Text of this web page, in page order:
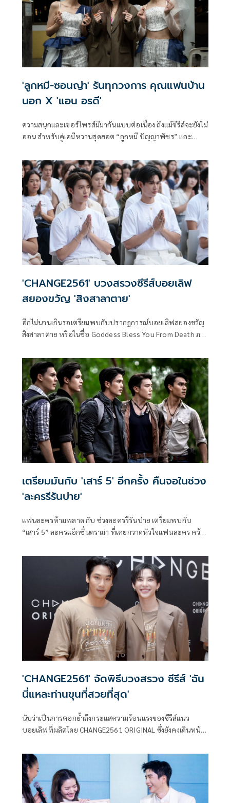
'ลูกหมี-ซอนญ่า' รันทุกวงการ คุณแฟนบ้าน
นอก X 'แอน อรดี'
ความสนุกและเซอร์ไพรส์มีมากันแบบต่อเนื่อง ถึงแม้ซีรีส์จะยังไม่
ออน สำหรับคู่เคมีหวานสุดฮอต “ลูกหมี ปัญญาพัชร” และ
รอคอยอย่าง “คุณแฟนบ้านนอก Hometown Romance” ภาย
ใต้โปรเจกต์ CHANGE2561 ORIGINAL ที่กำลังจะลงจอให้แฟนๆ
ได้ชมกันเร็วๆนี้
'CHANGE2561' บวงสรวงซีรีส์บอยเลิฟ
สยองขวัญ 'สิงสาลาตาย'
อีกไม่นานเกินรอเตรียมพบกับปรากฏการณ์บอยเลิฟสยองขวัญ
สิงสาลาตาย หรือในชื่อ Goddess Bless You From Death ภาย
ฤติน และ พาเวล นเรศ ที่กลับมารับบทนำประกบคู่กันอีกครั้ง
ซึ่งก็ได้รับความสนใจไปทั่วทุกมุมโลกทันทีที่ประกาศสร้าง
เตรียมมันกับ 'เสาร์ 5' อีกครั้ง คืนจอในช่วง
'ละครรีรันบ่าย'
แฟนละครห้ามพลาด กับ ช่วงละครรีรันบ่าย เตรียมพบกับ
“เสาร์ 5” ละครแอ็กชั่นดราม่า ที่เคยกวาดหัวใจแฟนละคร คว้า
ทั้งบทสนุก ซีจีปัง นักแสดงแสดงได้สุดถึงอารมณ์ เรียกว่าเป็นอีก
หนึ่งผลงานที่ 9 บีเวอร์ ฟิล์มส์ สร้างสรรค์งานได้คุณภาพสมชื่อ
'CHANGE2561' จัดพิธีบวงสรวง ซีรีส์ 'ฉัน
นี่แหละท่านขุนที่สวยที่สุด'
นับว่าเป็นการตอกย้ำถึงกระแสความร้อนแรงของซีรีส์แนว
บอยเลิฟที่ผลิตโดย CHANGE2561 ORIGINAL ซึ่งยังคงเดินหน้า
ลักษณ์ผู้สร้างสรรค์ซีรีส์หลากรสหลายอารมณ์ที่ครองใจผู้ชมใน
ทุกแพลตฟอร์ม พร้อมจัดเต็มในปีนี้ โดยล่าสุดเตรียมปลุกกระแส
อีกครั้งกับโปรเจกต์ ฉันนี่แหละท่านขุนที่สวยที่สุด ซีรีส์ที่นำ
นิยายออนไลน์ชื่อดังใน Web Comic ของ LINE WEBTOON ที่
เคยสร้างปรากฏการณ์ยอดอ่านถล่มทลายและเสียงชื่นชม